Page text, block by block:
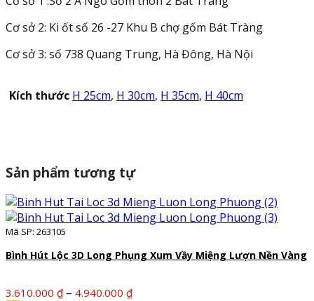
Cơ sở 2: Ki ốt số 26 -27 Khu B chợ gốm Bát Tràng
Cơ sở 3: số 738 Quang Trung, Hà Đông, Hà Nội
Kích thước H 25cm, H 30cm, H 35cm, H 40cm
Sản phẩm tương tự
Mã SP: 263105
Bình Hút Lộc 3D Long Phụng Xum Vầy Miệng Lượn Nền Vàng
3.610.000 ₫ – 4.940.000 ₫Khoảng